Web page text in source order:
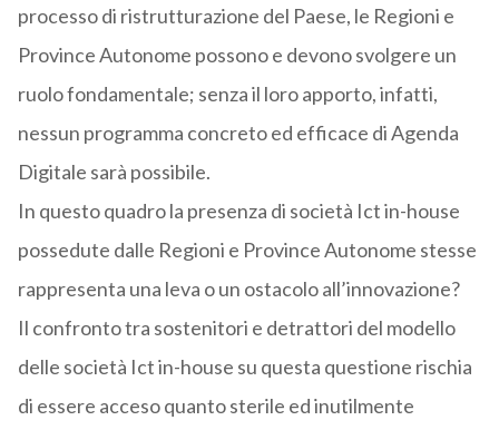
processo di ristrutturazione del Paese, le Regioni e
Province Autonome possono e devono svolgere un
ruolo fondamentale; senza il loro apporto, infatti,
nessun programma concreto ed efficace di Agenda
Digitale sarà possibile.
In questo quadro la presenza di società Ict in-house
possedute dalle Regioni e Province Autonome stesse
rappresenta una leva o un ostacolo all’innovazione?
Il confronto tra sostenitori e detrattori del modello
delle società Ict in-house su questa questione rischia
di essere acceso quanto sterile ed inutilmente